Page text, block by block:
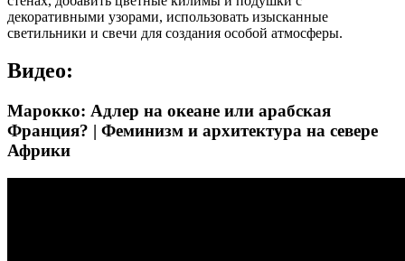
декоративными узорами, использовать изысканные
светильники и свечи для создания особой атмосферы.
Видео:
Марокко: Адлер на океане или арабская
Франция? | Феминизм и архитектура на севере
Африки